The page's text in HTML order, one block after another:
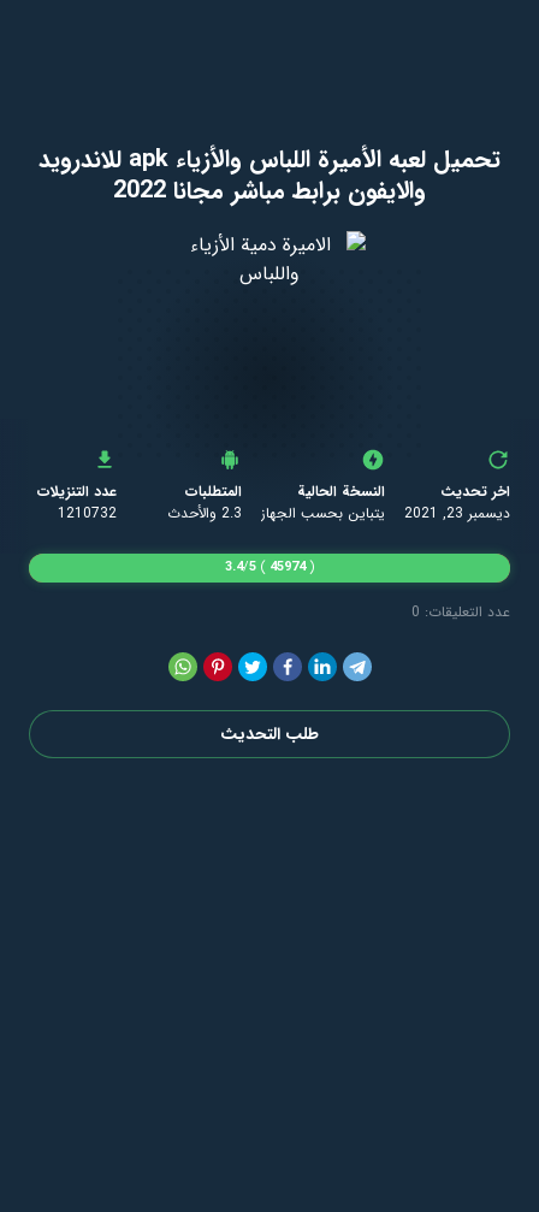
تحميل لعبه الأميرة اللباس والأزياء apk للاندرويد
والايفون برابط مباشر مجانا 2022
اخر تحديث
ديسمبر 23, 2021
النسخة الحالية
يتباين بحسب الجهاز
المتطلبات
2.3 والأحدث
عدد التنزيلات
1210732
عدد التعليقات: 0
(
45974
)
3.4/5
طلب التحديث